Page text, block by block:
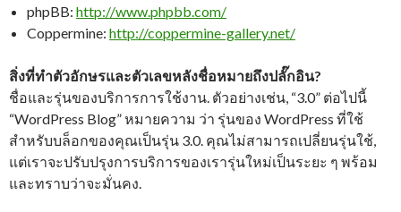
phpBB: http://www.phpbb.com/
Coppermine: http://coppermine-gallery.net/
สิ่งที่ทำตัวอักษรและตัวเลขหลังชื่อหมายถึงปลั๊กอิน?
ชื่อและรุ่นของบริการการใช้งาน. ตัวอย่างเช่น, “3.0” ต่อไปนี้
“WordPress Blog” หมายความ ว่า รุ่นของ WordPress ที่ใช้
สำหรับบล็อกของคุณเป็นรุ่น 3.0. คุณไม่สามารถเปลี่ยนรุ่นใช้,
แต่เราจะปรับปรุงการบริการของเรารุ่นใหม่เป็นระยะ ๆ พร้อม
และทราบว่าจะมั่นคง.